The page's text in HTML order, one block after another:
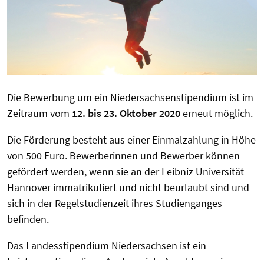
Die Bewerbung um ein Niedersachsenstipendium ist im
Zeitraum vom 12. bis 23. Oktober 2020erneut möglich.
Die Förderung besteht aus einer Einmalzahlung in Höhe
von 500 Euro. Bewerberinnen und Bewerber können
gefördert werden, wenn sie an der Leibniz Universität
Hannover immatrikuliert und nicht beurlaubt sind und
sich in der Regelstudienzeit ihres Studienganges
befinden.
Das Landesstipendium Niedersachsen ist ein